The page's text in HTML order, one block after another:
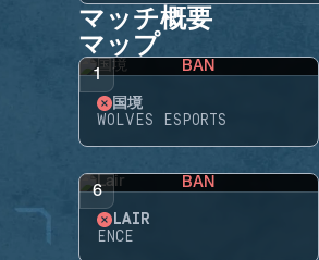
マッチ概要
マップ
1 BAN
国境
WOLVES ESPORTS
6 BAN
LAIR
ENCE